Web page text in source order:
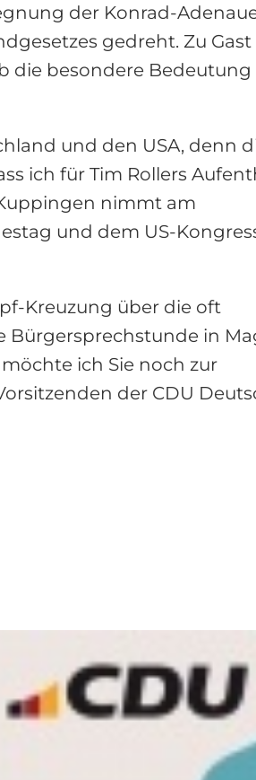
der Konrad-
gedreht. Zu
die besondere Bedeutung
und den USA, denn
ich für Tim Rollers
nimmt am
und dem US-
Kreuzung über die oft
Bürgersprechstunde in
ich Sie noch zur
der CDU